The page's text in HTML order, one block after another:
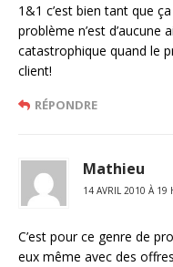
1&1 c’est bien tant que
problème n’est d’aucune
catastrophique quand le
client!
RÉPONDRE
Mathieu
14 AVRIL 2010 À 19
C’est pour ce genre de
eux même avec des